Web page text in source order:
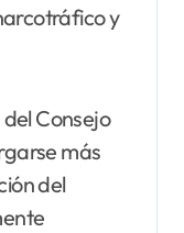
y
Consejo
más
del